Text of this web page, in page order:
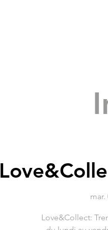
mar.
Love&Collect: